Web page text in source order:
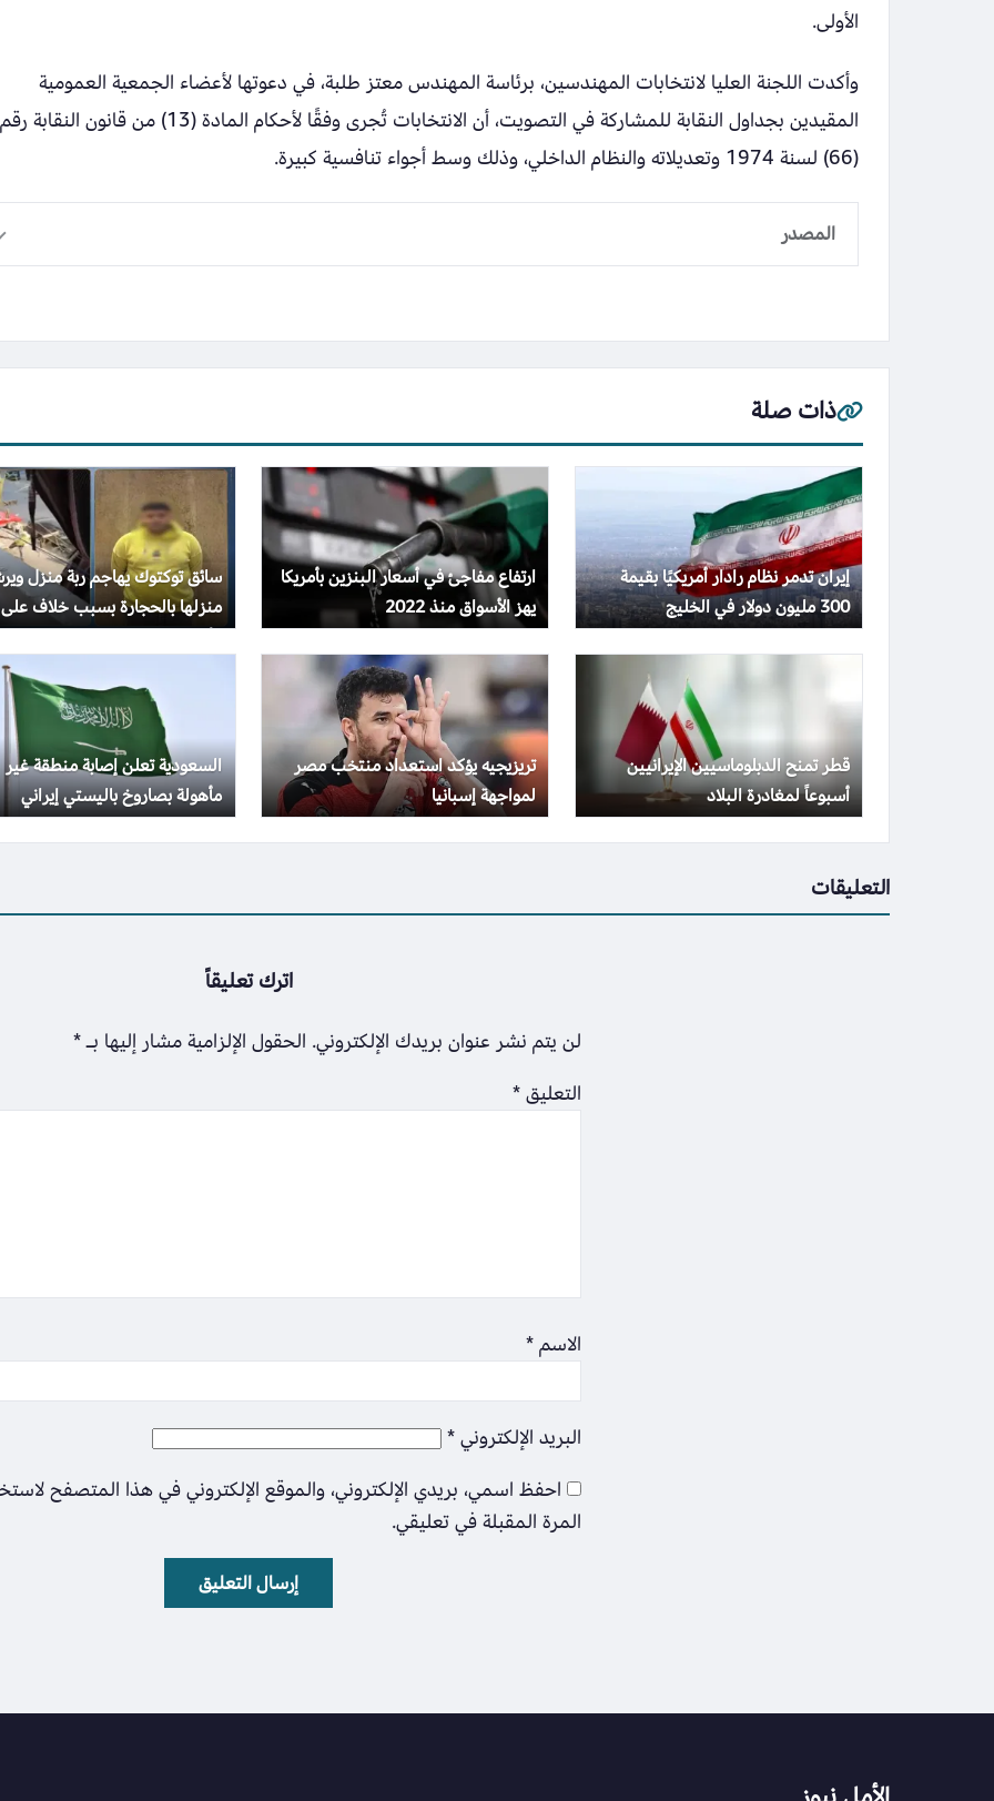
الأولى.
وأكدت اللجنة العليا لانتخابات المهندسين، برئاسة المهندس معتز طلبة، في دعوتها لأعضاء الجمعية العمومية
المقيدين بجداول النقابة للمشاركة في التصويت، أن الانتخابات تُجرى وفقًا لأحكام المادة (13) من قانون النقابة رقم
(66) لسنة 1974 وتعديلاته والنظام الداخلي، وذلك وسط أجواء تنافسية كبيرة.
المصدر
ذات صلة
إيران تدمر نظام رادار أمريكيًا بقيمة
300 مليون دولار في الخليج
ارتفاع مفاجئ في أسعار البنزين بأمريكا
يهز الأسواق منذ 2022
سائق توكتوك يهاجم ربة منزل
منزلها بالحجارة بسبب خلاف على
الأجرة
قطر تمنح الدبلوماسيين الإيرانيين
أسبوعاً لمغادرة البلاد
تريزيجيه يؤكد استعداد منتخب مصر
لمواجهة إسبانيا
السعودية تعلن إصابة منطقة غير
مأهولة بصاروخ باليستي إيراني
التعليقات
اترك تعليقاً
لن يتم نشر عنوان بريدك الإلكتروني. الحقول الإلزامية مشار إليها بـ*
التعليق*
الاسم*
البريد الإلكتروني*
احفظ اسمي، بريدي الإلكتروني، والموقع الإلكتروني في هذا المتصفح
المرة المقبلة في تعليقي.